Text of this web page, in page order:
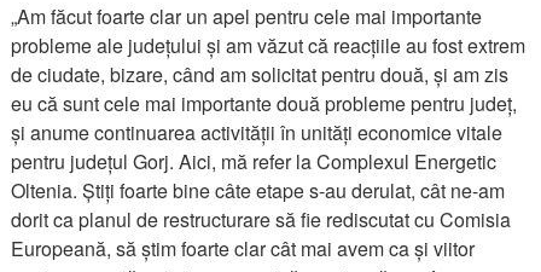
„Am făcut foarte clar un apel pentru cele mai importante
probleme ale județului și am văzut că reacțiile au fost extrem
de ciudate, bizare, când am solicitat pentru două, și am zis
eu că sunt cele mai importante două probleme pentru județ,
și anume continuarea activității în unități economice vitale
pentru județul Gorj. Aici, mă refer la Complexul Energetic
Oltenia. Știți foarte bine câte etape s-au derulat, cât ne-am
dorit ca planul de restructurare să fie rediscutat cu Comisia
Europeană, să știm foarte clar cât mai avem ca și viitor